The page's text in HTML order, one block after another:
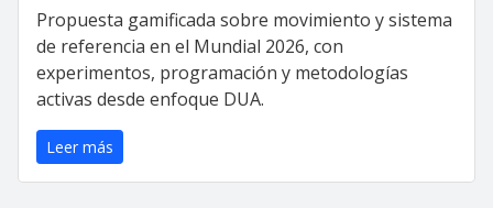
Propuesta gamificada sobre movimiento y sistema
de referencia en el Mundial 2026, con
experimentos, programación y metodologías
activas desde enfoque DUA.
Leer más